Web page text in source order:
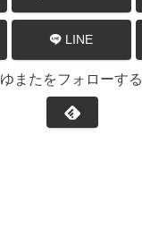
LINE
ゆまたをフォローする